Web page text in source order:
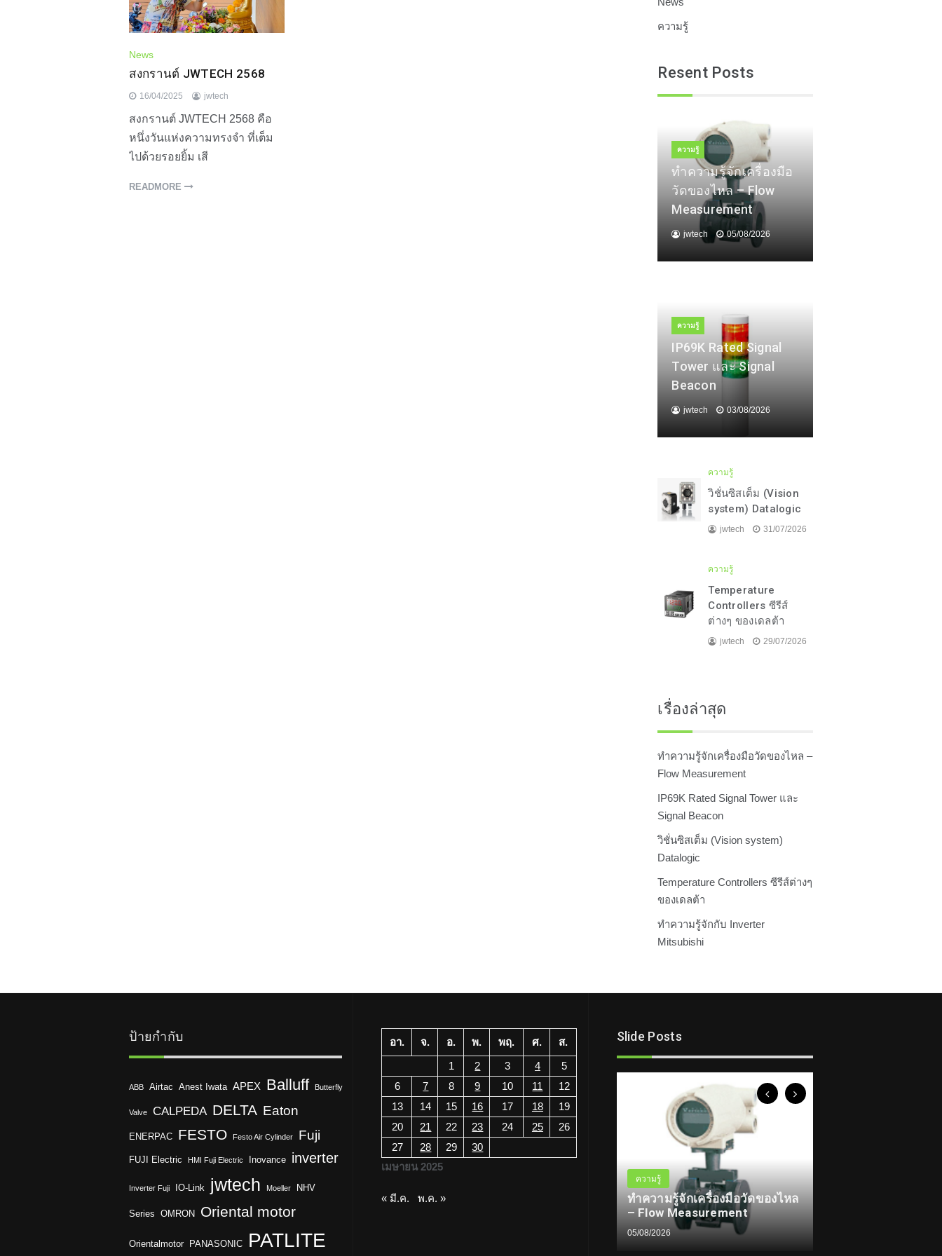
News
สงกรานต์ JWTECH 2568
16/04/2025 jwtech
สงกรานต์ JWTECH 2568 คือ
หนึ่งวันแห่งความทรงจำ ที่เต็ม
ไปด้วยรอยยิ้ม เสี
READMORE
ความรู้
Resent Posts
ความรู้
ทำความรู้จักเครื่องมือ
วัดของไหล – Flow
Measurement
jwtech 05/08/2026
ความรู้
IP69K Rated Signal
Tower และ Signal
Beacon
jwtech 03/08/2026
ความรู้
วิชั่นซิสเต็ม (Vision
system) Datalogic
jwtech 31/07/2026
ความรู้
Temperature
Controllers ซีรีส์
ต่างๆ ของเดลต้า
jwtech 29/07/2026
เรื่องล่าสุด
ทำความรู้จักเครื่องมือวัดของไหล –
Flow Measurement
IP69K Rated Signal Tower และ
Signal Beacon
วิชั่นซิสเต็ม (Vision system)
Datalogic
Temperature Controllers ซีรีส์ต่างๆ
ของเดลต้า
ทำความรู้จักกับ Inverter
Mitsubishi
ป้ายกำกับ
ABB Airtac Anest Iwata APEX Balluff Butterfly
Valve CALPEDA DELTA Eaton
ENERPAC FESTO Festo Air Cylinder Fuji
FUJI Electric HMI Fuji Electric Inovance inverter
Inverter Fuji IO-Link jwtech Moeller NHV
Series OMRON Oriental motor
Orientalmotor PANASONIC PATLITE
เมษายน 2025
อา. จ. อ. พ. พฤ. ศ.
ส.
1
2 3 4
5
6
7 8 9 10 11
12
13
14 15 16 17 18
19
20
21 22 23 24 25
26
27
28 29 30
« มี.ค. พ.ค. »
Slide Posts
ความรู้
ทำความรู้จักกับ Inverter
Mitsubishi
ความรู้
ทำความรู้จักเครื่องมือวัดของไหล
– Flow Measurement
05/08/2026